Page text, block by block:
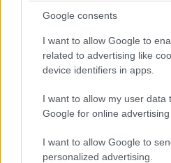
Google consents
I want to allow Google to
related to advertising like
device identifiers in apps.
I want to allow my user data
Google for online advertising
I want to allow Google to
personalized advertising.
του οικονομικού